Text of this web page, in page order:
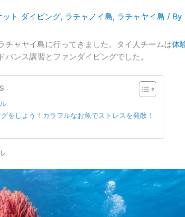
ット ダイビング, ラチャノイ島, ラチャヤイ島 / By
チャヤイ島に行ってきました。タイ人チームは体
バンス講習とファンダイビングでした 。
をしよう！カラフルなお魚でストレスを発散！